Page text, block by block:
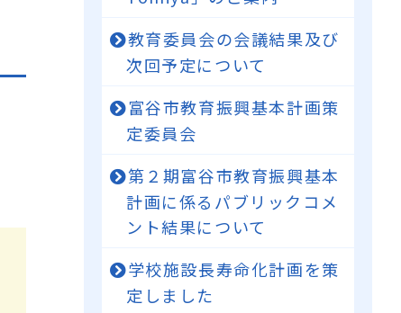
教育委員会の会議結果及び
次回予定について
富谷市教育振興基本計画策
定委員会
第２期富谷市教育振興基本
計画に係るパブリックコメ
ント結果について
学校施設長寿命化計画を策
定しました